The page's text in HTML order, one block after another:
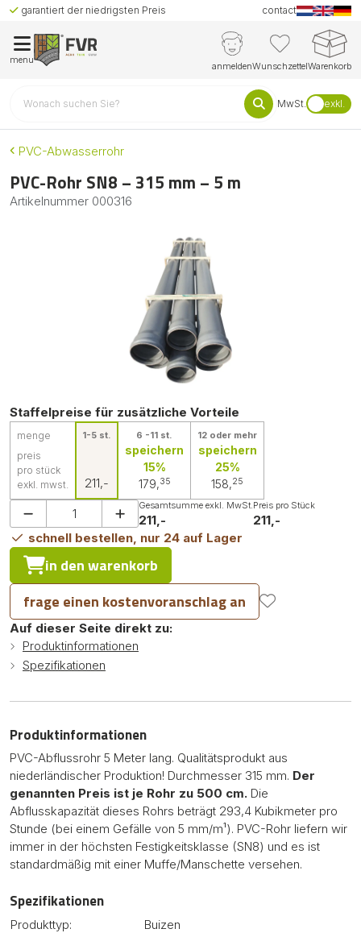
garantiert der niedrigsten Preis contact
menu
anmeldenWunschzettelWarenkorb
MwSt. exkl.
PVC-Abwasserrohr
PVC-Rohr SN8 – 315 mm – 5 m
Artikelnummer 000316
Staffelpreise für zusätzliche Vorteile
menge
preis
pro stück
exkl. mwst.
1-5 st.
211,-
6 -11 st.
speichern
15%
179,35
12 oder mehr
speichern
25%
158,25
Gesamtsumme exkl. MwSt.
211,-
Preis pro Stück
211,-
schnell bestellen, nur 24 auf Lager
in den warenkorb
frage einen kostenvoranschlag an
Auf dieser Seite direkt zu:
Produktinformationen
Spezifikationen
Produktinformationen
PVC-Abflussrohr 5 Meter lang. Qualitätsprodukt aus
niederländischer Produktion! Durchmesser 315 mm. Der
genannten Preis ist je Rohr zu 500 cm. Die
Abflusskapazität dieses Rohrs beträgt 293,4 Kubikmeter pro
Stunde (bei einem Gefälle von 5 mm/m¹). PVC-Rohr liefern wir
immer in der höchsten Festigkeitsklasse (SN8) und es ist
standardmäßig mit einer Muffe/Manschette versehen.
Spezifikationen
Produkttyp:
Buizen